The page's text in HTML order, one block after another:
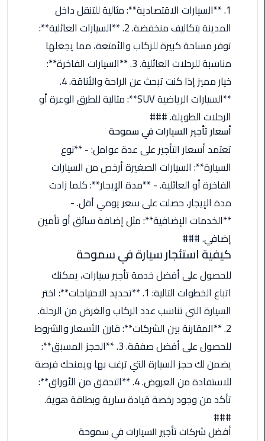
العرب
سارات
مرسيدس
ليموزين
اسكندرية
ليموزين
الساحل
الشمالي
ليموزين
العين
السخنة
ليموزين
الشيخ
ليموزين
مرسى
مطروح
1. **السيارات الاقتصادية**: مثالية للتنقل داخل
المدينة بتكاليف منخفضة. 2. **السيارات العائلية**:
توفر مساحة كبيرة للركاب والأمتعة، مما يجعلها
مناسبة للرحلات العائلية. 3. **السيارات الفاخرة**:
خيار مميز إذا كنت تبحث عن الراحة والأناقة. 4.
**السيارات الرياضية SUV**: مثالية للطرق الوعرة أو
الرحلات الطويلة. ###
أسعار تأجير السيارات في سموحة
تعتمد أسعار التأجير على عدة عوامل: - **نوع
السيارة**: السيارات الصغيرة أرخص من السيارات
الفاخرة أو العائلية. - **مدة الإيجار**: كلما زادت
مدة الإيجار، حصلت على سعر يومي أقل. -
**الخدمات الإضافية**: مثل إضافة سائق أو تأمين
إضافي. ###
كيفية استئجار سيارة في سموحة
للحصول على أفضل خدمة تأجير سيارات، يمكنك
اتباع الخطوات التالية: 1. **تحديد الاحتياجات**: اختر
السيارة التي تناسب عدد الركاب والغرض من الرحلة.
2. **المقارنة بين الشركات**: قارن الأسعار والشروط
للحصول على أفضل صفقة. 3. **الحجز المسبق**:
يضمن لك حجز السيارة التي ترغب بها ويمنحك فرصة
للاستفادة من العروض. 4. **التحقق من الأوراق**:
تأكد من وجود رخصة قيادة سارية وبطاقة هوية.
###
أفضل شركات تأجير السيارات في سموحة